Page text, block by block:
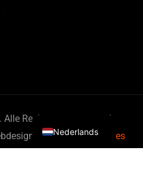
Rechten gereserveerd.
doorBy Bits & Pieces
Nederlands
Deutsch